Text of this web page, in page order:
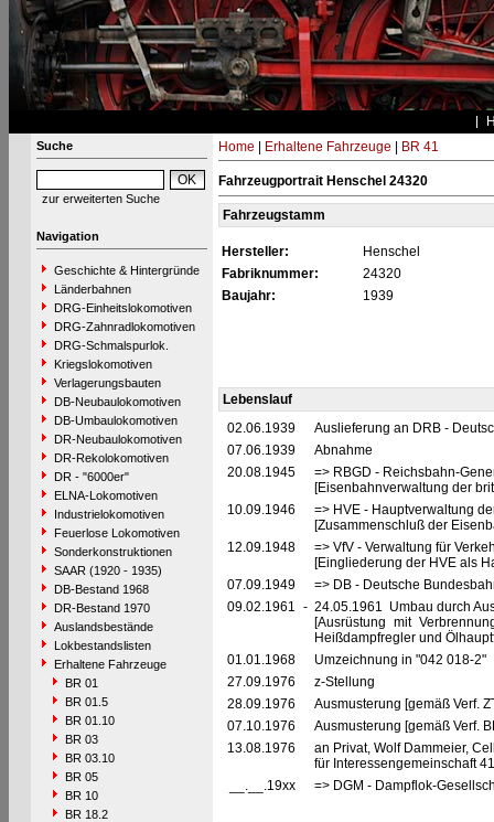
Suche
zur erweiterten Suche
Navigation
Geschichte & Hintergründe
Länderbahnen
DRG-Einheitslokomotiven
DRG-Zahnradlokomotiven
DRG-Schmalspurlok.
Kriegslokomotiven
Verlagerungsbauten
DB-Neubaulokomotiven
DB-Umbaulokomotiven
DR-Neubaulokomotiven
DR-Rekolokomotiven
DR - "6000er"
ELNA-Lokomotiven
Industrielokomotiven
Feuerlose Lokomotiven
Sonderkonstruktionen
SAAR (1920 - 1935)
DB-Bestand 1968
DR-Bestand 1970
Auslandsbestände
Lokbestandslisten
Erhaltene Fahrzeuge
BR 01
BR 01.5
BR 01.10
BR 03
BR 03.10
BR 05
BR 10
BR 18.2
Home Erhaltene Fahrzeuge BR 41
Fahrzeugportrait Henschel 24320
Fahrzeugstamm
Hersteller:
Henschel
Fabriknummer:
24320
Baujahr:
1939
Lebenslauf
02.06.1939
Auslieferung an DRB -
07.06.1939
Abnahme
20.08.1945
=> RBGD - Reichsbahn-
[Eisenbahnverwaltung der
10.09.1946
=> HVE - Hauptverwaltung
[Zusammenschluß der
12.09.1948
=> VfV - Verwaltung für
[Eingliederung der HVE als
07.09.1949
=> DB - Deutsche
09.02.1961 - 24.05.1961 Umbau durch
[Ausrüstung mit
Heißdampfregler und
01.01.1968
Umzeichnung in "042 018-2"
27.09.1976
z-Stellung
28.09.1976
Ausmusterung [gemäß Verf.
07.10.1976
Ausmusterung [gemäß Verf.
13.08.1976
an Privat, Wolf Dammeier,
für Interessengemeinschaft
__.__.19xx
=> DGM - Dampflok-